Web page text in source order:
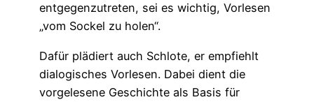
entgegenzutreten, sei es wichtig, Vorlesen
„vom Sockel zu holen“.
Dafür plädiert auch Schlote, er empfiehlt
dialogisches Vorlesen. Dabei dient die
vorgelesene Geschichte als Basis für